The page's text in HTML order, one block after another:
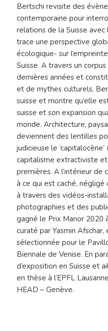
Bertschi revisite des
contemporaine pour
relations de la Suisse
trace une perspective
écologique- sur
Suisse. A travers un
dernières années et
et de mythes culturels,
suisse et montre qu’elle
suisse et son expansion
monde. Architecture,
deviennent des lentilles
judicieuse le
capitalisme extractiviste
premières. A l’intérieur de
à ce qui est caché, négligé
à travers des vidéos-
photographies et des
gagné le Prix Manor 2020
curaté par Yasmin
sélectionnée pour le
Biennale de Venise. En
d’exposition en Suisse et
en thèse à l’EPFL
HEAD – Genève.